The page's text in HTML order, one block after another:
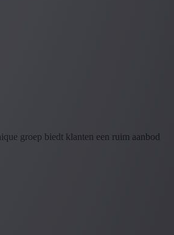
groep biedt klanten een ruim aanbod